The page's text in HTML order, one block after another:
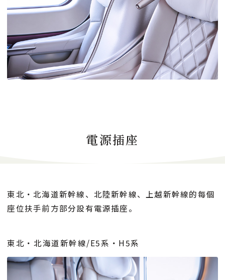
電源插座
東北・北海道新幹線、北陸新幹線、上越新幹線的每個
座位扶手前方部分設有電源插座。
東北・北海道新幹線/E5系・H5系